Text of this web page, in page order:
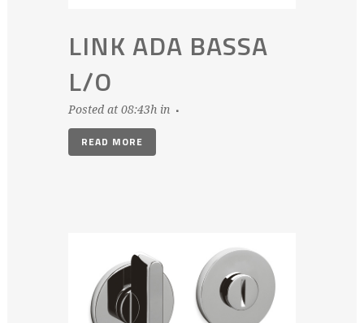
LINK ADA BASSA
L/O
Posted at 08:43h in
READ MORE